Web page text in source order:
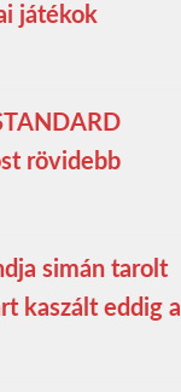
játékok
rövidebb
simán tarolt
kaszált eddig a